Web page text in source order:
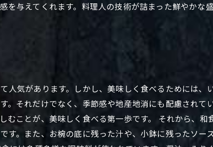
を与えてくれます。料理人の技術が詰まった鮮やかな
人気があります。しかし、美味しく食べるためには、
。それだけでなく、季節感や地産地消にも配慮されて
むことが、美味しく食べる第一歩です。 それから、
す。また、お椀の底に残った汁や、小鉢に残ったソー